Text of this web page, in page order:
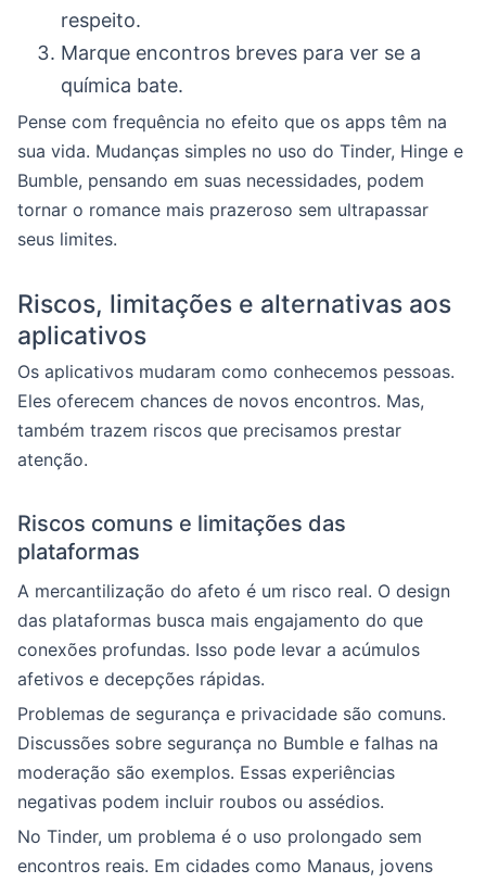
respeito.
Marque encontros breves para ver se a
química bate.
Pense com frequência no efeito que os apps têm na
sua vida. Mudanças simples no uso do Tinder, Hinge e
Bumble, pensando em suas necessidades, podem
tornar o romance mais prazeroso sem ultrapassar
seus limites.
Riscos, limitações e alternativas aos
aplicativos
Os aplicativos mudaram como conhecemos pessoas.
Eles oferecem chances de novos encontros. Mas,
também trazem riscos que precisamos prestar
atenção.
Riscos comuns e limitações das
plataformas
A mercantilização do afeto é um risco real. O design
das plataformas busca mais engajamento do que
conexões profundas. Isso pode levar a acúmulos
afetivos e decepções rápidas.
Problemas de segurança e privacidade são comuns.
Discussões sobre segurança no Bumble e falhas na
moderação são exemplos. Essas experiências
negativas podem incluir roubos ou assédios.
No Tinder, um problema é o uso prolongado sem
encontros reais. Em cidades como Manaus, jovens